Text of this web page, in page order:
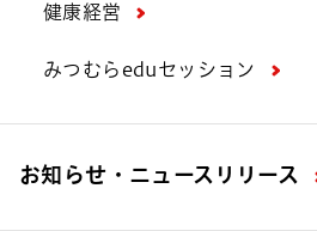
健康経営
みつむらeduセッション
お知らせ・ニュースリリース